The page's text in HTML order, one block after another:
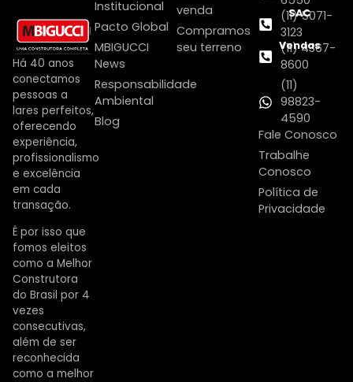
Há 40 anos
conectamos
pessoas a
lares perfeitos,
oferecendo
experiência,
profissionalismo
e excelência
em cada
transação.
É por isso que
fomos eleitos
como a Melhor
Construtora
do Brasil por 4
vezes
consecutivas,
além de ser
reconhecida
como a melhor
Institucional
Pacto Global
MBIGUCCI
News
Responsabilidade
Ambiental
Blog
venda
Compramos
seu terreno
SAC
(11) 5071-
3123
Vendas
(11) 4367-
8600
(11)
98823-
4590
Fale Conosco
Trabalhe
Conosco
Política de
Privacidade